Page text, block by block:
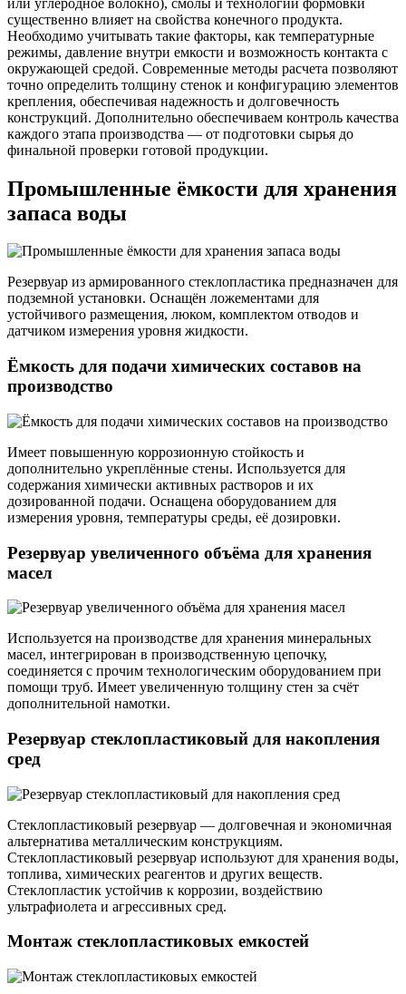
существенно влияет на свойства конечного продукта.
Необходимо учитывать такие факторы, как температурные
режимы, давление внутри емкости и возможность контакта с
окружающей средой. Современные методы расчета позволяют
точно определить толщину стенок и конфигурацию элементов
крепления, обеспечивая надежность и долговечность
конструкций. Дополнительно обеспечиваем контроль качества
каждого этапа производства — от подготовки сырья до
финальной проверки готовой продукции.
Промышленные ёмкости для хранения
запаса воды
Резервуар из армированного стеклопластика предназначен для
подземной установки. Оснащён ложементами для
устойчивого размещения, люком, комплектом отводов и
датчиком измерения уровня жидкости.
Ёмкость для подачи химических составов на
производство
Имеет повышенную коррозионную стойкость и
дополнительно укреплённые стены. Используется для
содержания химически активных растворов и их
дозированной подачи. Оснащена оборудованием для
измерения уровня, температуры среды, её дозировки.
Резервуар увеличенного объёма для хранения
масел
Используется на производстве для хранения минеральных
масел, интегрирован в производственную цепочку,
соединяется с прочим технологическим оборудованием при
помощи труб. Имеет увеличенную толщину стен за счёт
дополнительной намотки.
Резервуар стеклопластиковый для накопления
сред
Стеклопластиковый резервуар — долговечная и экономичная
альтернатива металлическим конструкциям.
Стеклопластиковый резервуар используют для хранения воды,
топлива, химических реагентов и других веществ.
Стеклопластик устойчив к коррозии, воздействию
ультрафиолета и агрессивных сред.
Монтаж стеклопластиковых емкостей